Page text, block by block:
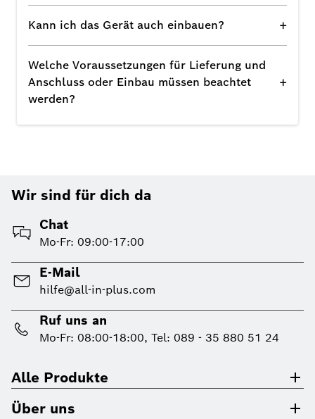
Kann ich das Gerät auch einbauen? +
Welche Voraussetzungen für Lieferung und
Anschluss oder Einbau müssen beachtet
werden?
+
Wir sind für dich da
Chat
Mo-Fr: 09:00-17:00
E-Mail
hilfe@all-in-plus.com
Ruf uns an
Mo-Fr: 08:00-18:00, Tel: 089 - 35 880 51 24
Alle Produkte
Über uns